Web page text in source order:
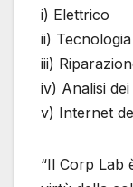
i) Elettrico
ii)
iii)
iv) Analisi
v) Internet
“Il Corp Lab